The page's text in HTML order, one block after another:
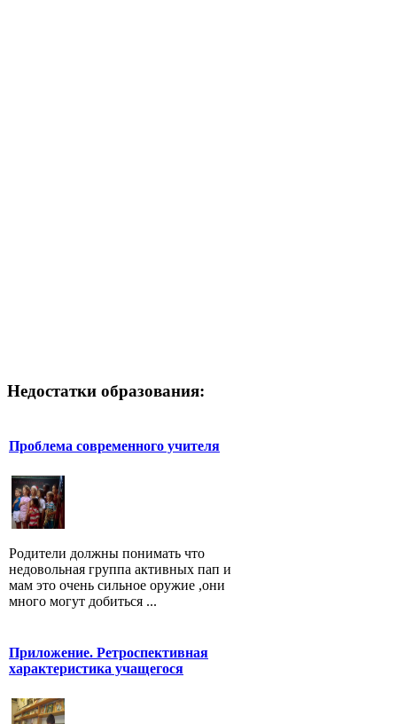
Недостатки образования:
Проблема современного учителя
Родители должны понимать что
недовольная группа активных пап и
мам это очень сильное оружие ,они
много могут добиться ...
Приложение. Ретроспективная
характеристика учащегося